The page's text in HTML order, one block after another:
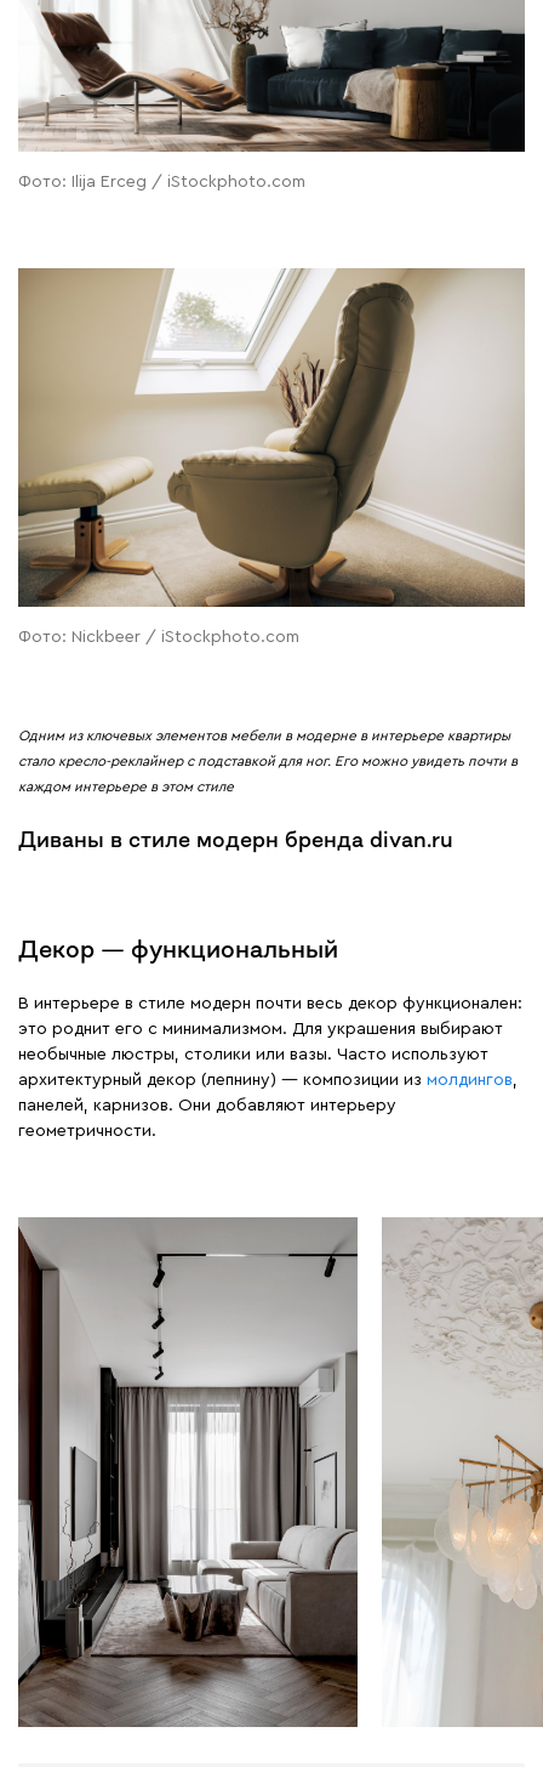
Фото: Ilija Erceg / iStockphoto.com
Фото: Nickbeer / iStockphoto.com
Одним из ключевых элементов мебели в модерне в интерьере квартиры
стало кресло-реклайнер с подставкой для ног. Его можно увидеть почти в
каждом интерьере в этом стиле
Диваны в стиле модерн бренда divan.ru
Декор — функциональный
В интерьере в стиле модерн почти весь декор функционален:
это роднит его с минимализмом. Для украшения выбирают
необычные люстры, столики или вазы. Часто используют
архитектурный декор (лепнину) — композиции из молдингов,
панелей, карнизов. Они добавляют интерьеру
геометричности.